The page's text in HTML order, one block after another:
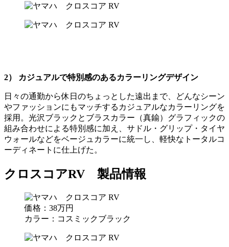
2） カジュアルで特別感のあるカラーリングデザイン
日々の通勤から休日のちょっとした遠出まで、どんなシーン
やファッションにもマッチするカジュアルなカラーリングを
採用。光沢ブラックとブラスカラー（真鍮）グラフィックの
組み合わせによる特別感に加え、サドル・グリップ・タイヤ
ウォールなどをベージュカラーに統一し、軽快なトータルコ
ーディネートに仕上げた。
クロスコアRV 製品情報
価格：38万円
カラー：コスミックブラック